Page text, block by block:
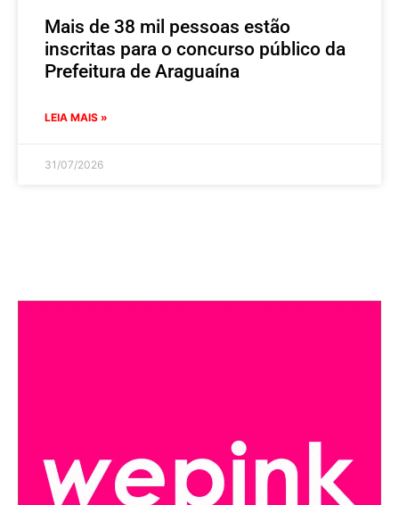
Mais de 38 mil pessoas estão
inscritas para o concurso público da
Prefeitura de Araguaína
LEIA MAIS »
31/07/2026